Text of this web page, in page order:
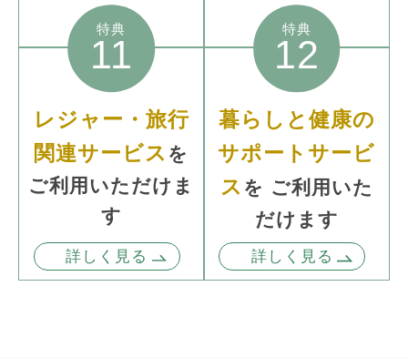
特典
11
レジャー・旅行
関連サービス を
ご利用いただけま
す
詳しく見る
特典
12
暮らしと健康の
サポートサービ
ス を ご利用いた
だけます
詳しく見る